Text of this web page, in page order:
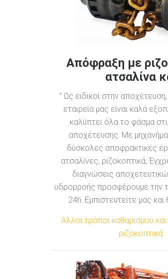
Απόφραξη με
ατσαλίνα
" Ως ειδικοί στην
εταιρεία μας είναι καλά
καλύπτει όλα το φάσμα
αποχέτευσης. Με
δύσκολες αποφρακτικές
ατσαλίνες, ριζοκοπτικά,
διαγνώσεις
υδρορροής προσφέρουμε την
24h. Εμπιστευτείτε μας και
Άλλοι τρόποι καθαρισμού
ριζοκοπτικά